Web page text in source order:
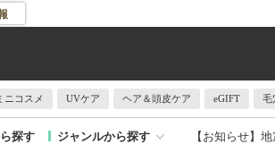
ニコスメ UVケア ヘア＆頭皮ケア eGIFT 毛
探す ジャンルから探す 【お知らせ】 地